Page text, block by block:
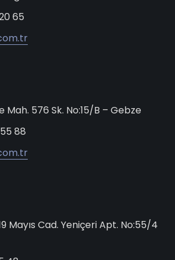
65
Mah. 576 Sk. No:15/B – Gebze
88
Mayıs Cad. Yeniçeri Apt. No:55/4